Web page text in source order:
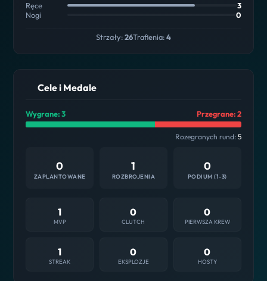
Ręce
3
Nogi
0
Strzały:26Trafienia:4
Cele i Medale
Wygrane: 3 Przegrane: 2
Rozegranych rund: 5
0
ZAPLANTOWANE
1
ROZBROJENIA
0
PODIUM (1-3)
1
MVP
0
CLUTCH
0
PIERWSZA KREW
1
STREAK
0
EKSPLOZJE
0
HOSTY